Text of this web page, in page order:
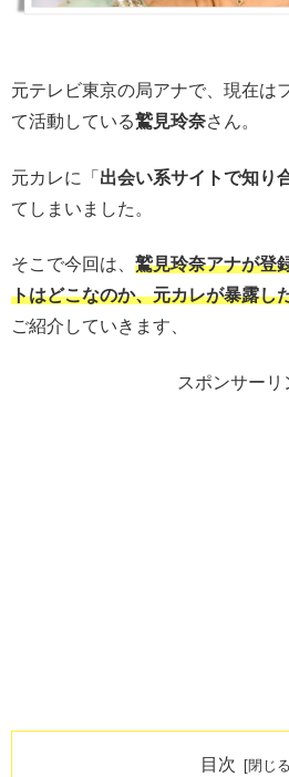
元テレビ東京の局アナで、現在は
て活動している鷲見玲奈さん。
元カレに「 出会い系サイトで知り
てしまいました。
そこで今回は、 鷲見玲奈アナが登
トはどこなのか、元カレが暴露し
ご紹介していきます、
スポンサーリ
目次